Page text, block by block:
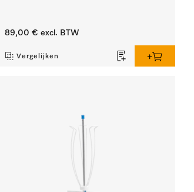
89,00 € excl. BTW
Vergelijken